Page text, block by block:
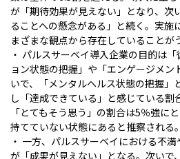
が「期待効果が見えない」となり、次
ることへの懸念がある」と続く。実施
まざまな観点から存在していることが
・ パルスサーベイ導入企業の目的は
ョン状態の把握」や「エンゲージメ
いで、「メンタルヘルス状態の把握」
し「達成できている」と感じている割
「とてもそう思う」の割合は5％強に
持てていない状態にあると推察される。
・ 一方、パルスサーベイにおける不
が「成果が見えない」となる。次いで